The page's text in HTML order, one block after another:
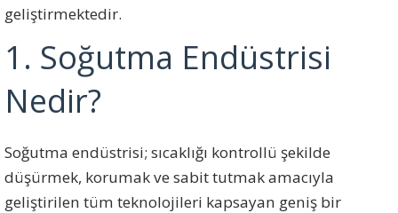
geliştirmektedir.
1. Soğutma Endüstrisi
Nedir?
Soğutma endüstrisi; sıcaklığı kontrollü şekilde
düşürmek, korumak ve sabit tutmak amacıyla
geliştirilen tüm teknolojileri kapsayan geniş bir